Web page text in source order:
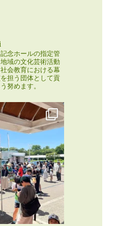
念ホールの指定管
域の文化芸術活動
会教育における幕
担う団体として貢
努めます。